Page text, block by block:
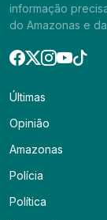
informação
do Amazonas e
Últimas
Opinião
Amazonas
Polícia
Política